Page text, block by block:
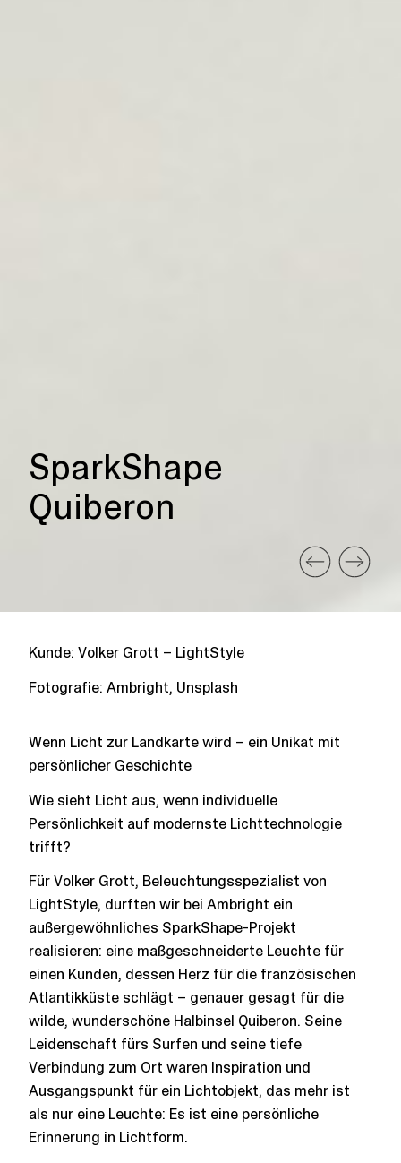
SparkShape
Quiberon
Kunde: Volker Grott – LightStyle
Fotografie: Ambright, Unsplash
Wenn Licht zur Landkarte wird – ein Unikat mit
persönlicher Geschichte
Wie sieht Licht aus, wenn individuelle
Persönlichkeit auf modernste Lichttechnologie
trifft?
Für Volker Grott, Beleuchtungsspezialist von
LightStyle, durften wir bei Ambright ein
außergewöhnliches SparkShape-Projekt
realisieren: eine maßgeschneiderte Leuchte für
einen Kunden, dessen Herz für die französischen
Atlantikküste schlägt – genauer gesagt für die
wilde, wunderschöne Halbinsel Quiberon. Seine
Leidenschaft fürs Surfen und seine tiefe
Verbindung zum Ort waren Inspiration und
Ausgangspunkt für ein Lichtobjekt, das mehr ist
als nur eine Leuchte: Es ist eine persönliche
Erinnerung in Lichtform.